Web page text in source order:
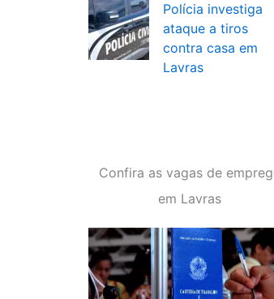
Polícia investiga
ataque a tiros
contra casa em
Lavras
Confira as vagas de
em Lavras